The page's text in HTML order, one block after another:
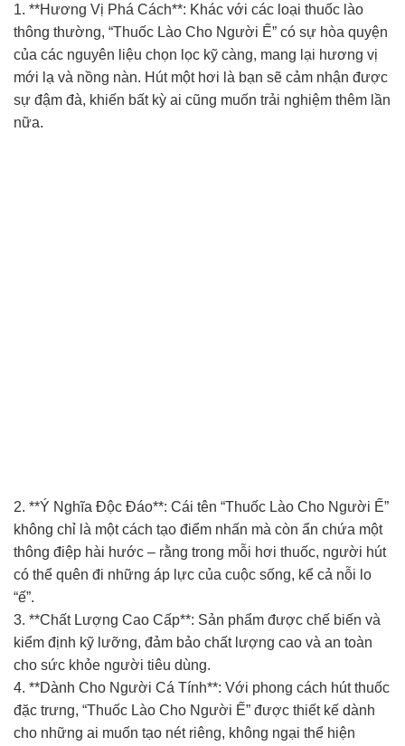
1. **Hương Vị Phá Cách**: Khác với các loại thuốc lào
thông thường, “Thuốc Lào Cho Người Ế” có sự hòa quyện
của các nguyên liệu chọn lọc kỹ càng, mang lại hương vị
mới lạ và nồng nàn. Hút một hơi là bạn sẽ cảm nhận được
sự đậm đà, khiến bất kỳ ai cũng muốn trải nghiệm thêm lần
nữa.
2. **Ý Nghĩa Độc Đáo**: Cái tên “Thuốc Lào Cho Người Ế”
không chỉ là một cách tạo điểm nhấn mà còn ẩn chứa một
thông điệp hài hước – rằng trong mỗi hơi thuốc, người hút
có thể quên đi những áp lực của cuộc sống, kể cả nỗi lo
“ế”.
3. **Chất Lượng Cao Cấp**: Sản phẩm được chế biến và
kiểm định kỹ lưỡng, đảm bảo chất lượng cao và an toàn
cho sức khỏe người tiêu dùng.
4. **Dành Cho Người Cá Tính**: Với phong cách hút thuốc
đặc trưng, “Thuốc Lào Cho Người Ế” được thiết kế dành
cho những ai muốn tạo nét riêng, không ngại thể hiện